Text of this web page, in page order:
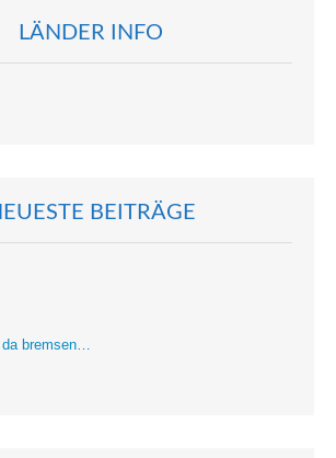
LÄNDER INFO
BEITRÄGE
bremsen…